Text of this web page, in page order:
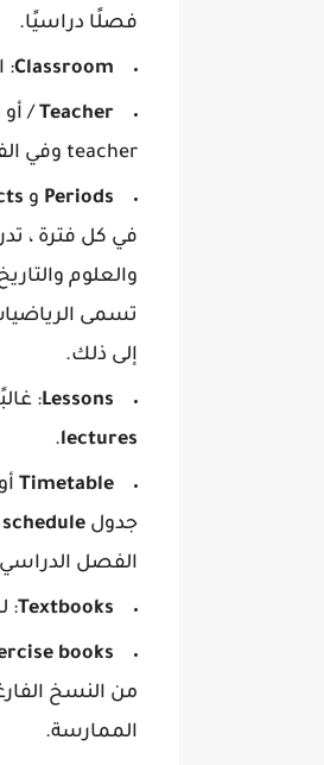
فصلًا دراسيًا.
Classroom
:
Teacher / أو
teacher وفي الفصول العليا ، أستاذ professor.
Periods و
في كل فترة ،
والعلوم
إلى ذلك.
Lessons
:
lectures
.
Timetable أو
جدول schedule
الفصل
Textbooks
:
books
من النسخ
الممارسة.